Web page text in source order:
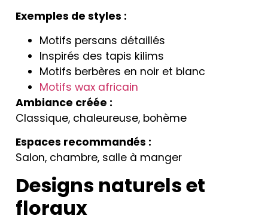
Exemples de styles :
Motifs persans détaillés
Inspirés des tapis kilims
Motifs berbères en noir et blanc
Motifs wax africain
Ambiance créée :
Classique, chaleureuse, bohème
Espaces recommandés :
Salon, chambre, salle à manger
Designs naturels et
floraux